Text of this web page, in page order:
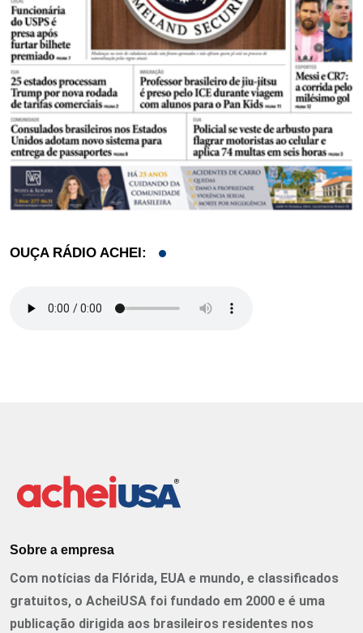
OUÇA RÁDIO ACHEI:
Sobre a empresa
Com notícias da Flórida, EUA e mundo, e classificados
gratuitos, o AcheiUSA foi fundado em 2000 e é uma
publicação dirigida aos brasileiros residentes nos